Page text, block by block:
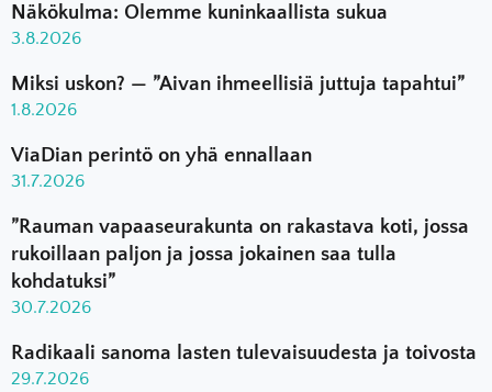
Näkökulma: Olemme kuninkaallista sukua
3.8.2026
Miksi uskon? — ”Aivan ihmeellisiä juttuja tapahtui”
1.8.2026
ViaDian perintö on yhä ennallaan
31.7.2026
”Rauman vapaaseurakunta on rakastava koti, jossa
rukoillaan paljon ja jossa jokainen saa tulla
kohdatuksi”
30.7.2026
Radikaali sanoma lasten tulevaisuudesta ja toivosta
29.7.2026